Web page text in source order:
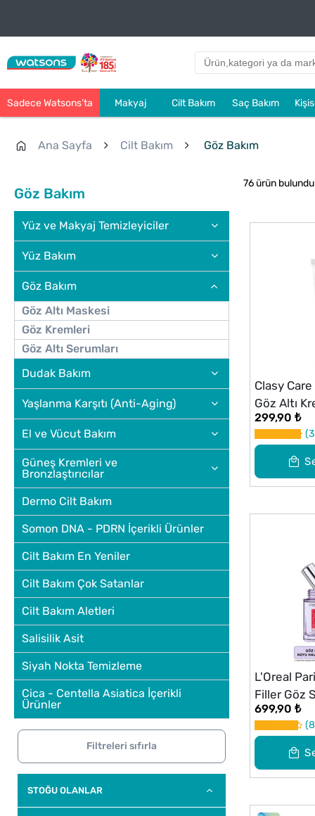
Sadece Watsons’ta Makyaj Cilt Bakım Saç Bakım
Ana Sayfa Cilt Bakım Göz Bakım
Göz Bakım
Yüz ve Makyaj Temizleyiciler
Yüz Bakım
Göz Bakım
Göz Altı Maskesi
Göz Kremleri
Göz Altı Serumları
Dudak Bakım
Yaşlanma Karşıtı (Anti-Aging)
El ve Vücut Bakım
Güneş Kremleri ve
Bronzlaştırıcılar
Dermo Cilt Bakım
Somon DNA - PDRN İçerikli Ürünler
Cilt Bakım En Yeniler
Cilt Bakım Çok Satanlar
Cilt Bakım Aletleri
Salisilik Asit
Siyah Nokta Temizleme
Cica - Centella Asiatica İçerikli
Ürünler
Filtreleri sıfırla
STOĞU OLANLAR
76 ürün bulundu
Clasy
Göz Altı
299,90 ₺
L'Oreal
Filler Göz
699,90 ₺